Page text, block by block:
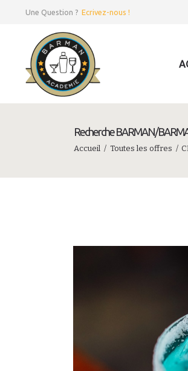
Une Question ? Ecrivez-nous !
Recherche BARMAN/
Accueil Toutes les offres